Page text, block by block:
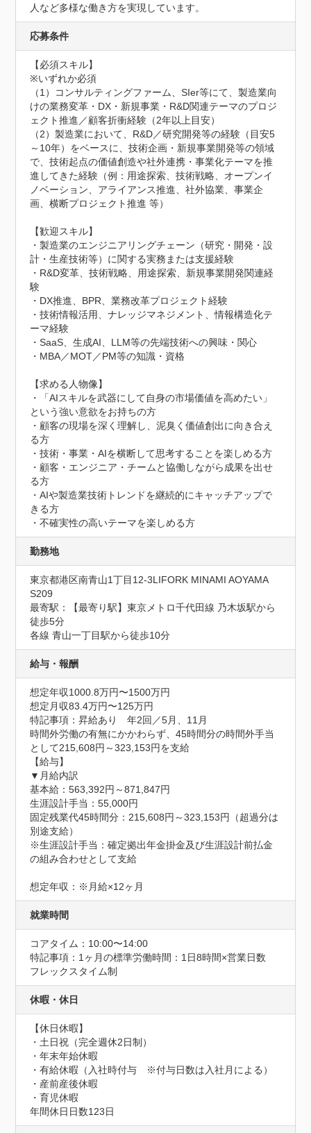
人など多様な働き方を実現しています。
応募条件
【必須スキル】
※いずれか必須
（1）コンサルティングファーム、SIer等にて、製造業向
けの業務変革・DX・新規事業・R&D関連テーマのプロジ
ェクト推進／顧客折衝経験（2年以上目安）
（2）製造業において、R&D／研究開発等の経験（目安5
～10年）をベースに、技術企画・新規事業開発等の領域
で、技術起点の価値創造や社外連携・事業化テーマを推
進してきた経験（例：用途探索、技術戦略、オープンイ
ノベーション、アライアンス推進、社外協業、事業企
画、横断プロジェクト推進 等）
【歓迎スキル】
・製造業のエンジニアリングチェーン（研究・開発・設
計・生産技術等）に関する実務または支援経験
・R&D変革、技術戦略、用途探索、新規事業開発関連経
験
・DX推進、BPR、業務改革プロジェクト経験
・技術情報活用、ナレッジマネジメント、情報構造化テ
ーマ経験
・SaaS、生成AI、LLM等の先端技術への興味・関心
・MBA／MOT／PM等の知識・資格
【求める人物像】
・「AIスキルを武器にして自身の市場価値を高めたい」
という強い意欲をお持ちの方
・顧客の現場を深く理解し、泥臭く価値創出に向き合え
る方
・技術・事業・AIを横断して思考することを楽しめる方
・顧客・エンジニア・チームと協働しながら成果を出せ
る方
・AIや製造業技術トレンドを継続的にキャッチアップで
きる方
・不確実性の高いテーマを楽しめる方
勤務地
東京都港区南青山1丁目12-3LIFORK MINAMI AOYAMA
S209
最寄駅：【最寄り駅】東京メトロ千代田線 乃木坂駅から
徒歩5分
各線 青山一丁目駅から徒歩10分
給与・報酬
想定年収1000.8万円〜1500万円
想定月収83.4万円〜125万円
特記事項：昇給あり　年2回／5月、11月
時間外労働の有無にかかわらず、45時間分の時間外手当
として215,608円～323,153円を支給
【給与】
▼月給内訳
基本給：563,392円～871,847円
生涯設計手当：55,000円
固定残業代45時間分：215,608円～323,153円（超過分は
別途支給）
※生涯設計手当：確定拠出年金掛金及び生涯設計前払金
の組み合わせとして支給
想定年収：※月給×12ヶ月
就業時間
コアタイム：10:00〜14:00
特記事項：1ヶ月の標準労働時間：1日8時間×営業日数
フレックスタイム制
休暇・休日
【休日休暇】
・土日祝（完全週休2日制）
・年末年始休暇
・有給休暇（入社時付与　※付与日数は入社月による）
・産前産後休暇
・育児休暇
年間休日日数123日